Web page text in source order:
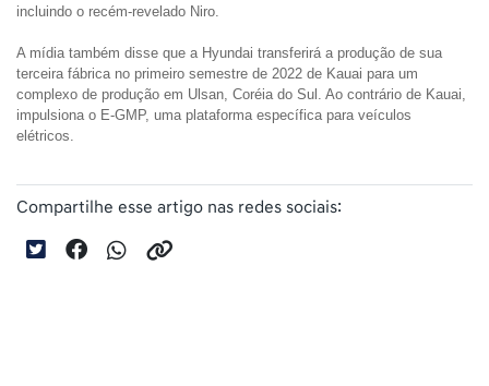
incluindo o recém-revelado Niro.
A mídia também disse que a Hyundai transferirá a produção de sua
terceira fábrica no primeiro semestre de 2022 de Kauai para um
complexo de produção em Ulsan, Coréia do Sul. Ao contrário de Kauai,
impulsiona o E-GMP, uma plataforma específica para veículos
elétricos.
Compartilhe esse artigo nas redes sociais: